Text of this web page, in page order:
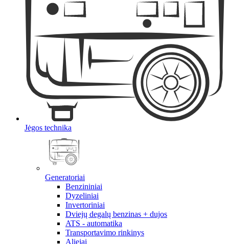
Jėgos technika
Generatoriai
Benzininiai
Dyzeliniai
Invertoriniai
Dviejų degalų benzinas + dujos
ATS - automatika
Transportavimo rinkinys
Aliejai